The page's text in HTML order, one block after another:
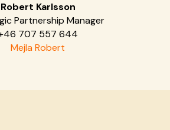
Robert Karlsson
Partnership Manager
707 557 644
Mejla Robert